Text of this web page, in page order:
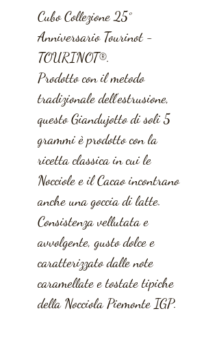
Cubo Collezione 25°
Anniversario Tourinot -
TOURINOT®.
Prodotto con il metodo
tradizionale dell’estrusione,
questo Giandujotto di soli 5
grammi è prodotto con la
ricetta classica in cui le
Nocciole e il Cacao incontrano
anche una goccia di latte.
Consistenza vellutata e
avvolgente, gusto dolce e
caratterizzato dalle note
caramellate e tostate tipiche
della Nocciola Piemonte IGP.